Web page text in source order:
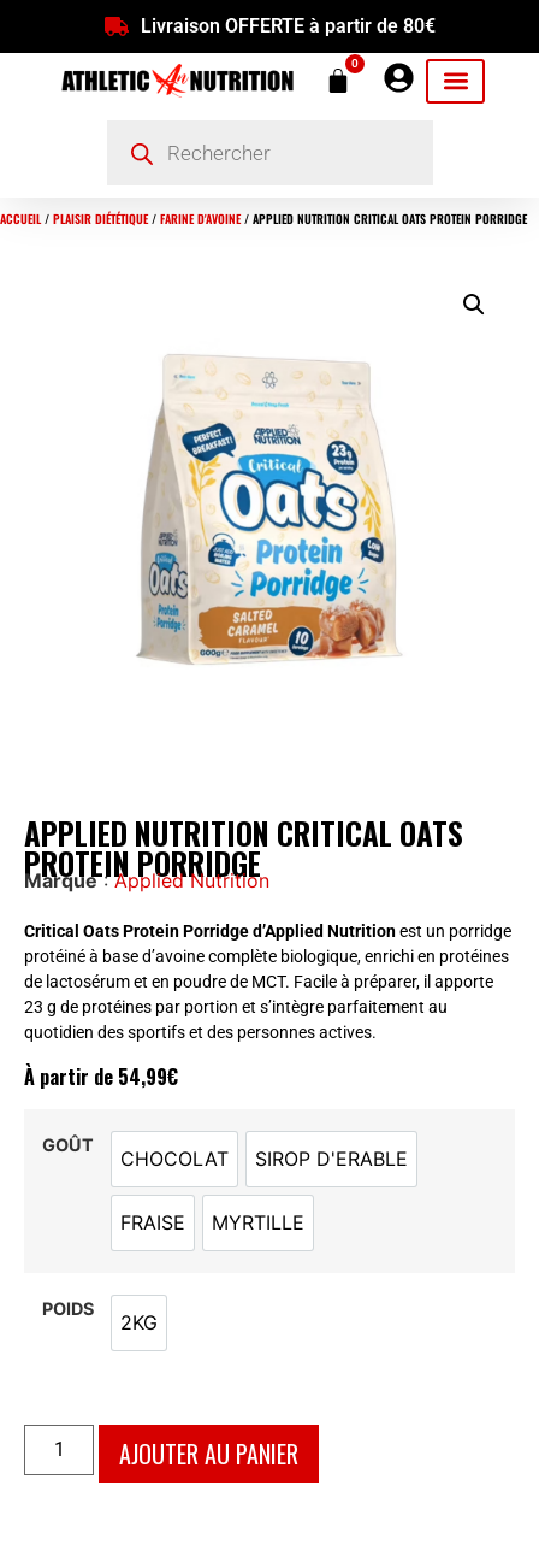
Livraison OFFERTE à partir de 80€
0
ACCUEIL/ PLAISIR DIÉTÉTIQUE/ FARINE D'AVOINE/ APPLIED NUTRITION CRITICAL OATS PROTEIN PORRIDGE
APPLIED NUTRITION CRITICAL OATS
PROTEIN PORRIDGE
Marque:Applied Nutrition
Critical Oats Protein Porridge d’Applied Nutritionest un porridge
protéiné à base d’avoine complète biologique, enrichi en protéines
de lactosérum et en poudre de MCT. Facile à préparer, il apporte
23 g de protéines par portion et s’intègre parfaitement au
quotidien des sportifs et des personnes actives.
À partir de 54,99€
GOÛT
CHOCOLAT
CHOCOLAT
SIROP D'ERABLE
FRAISE
FRAISE
MYRTILLE
POIDS
2KG
2KG
AJOUTER AU PANIER